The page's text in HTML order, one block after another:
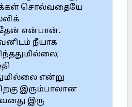
மக்கள் சொல்வதையே
என்பான்.
நீயாக
என்று
இரும்பாலான
இரு